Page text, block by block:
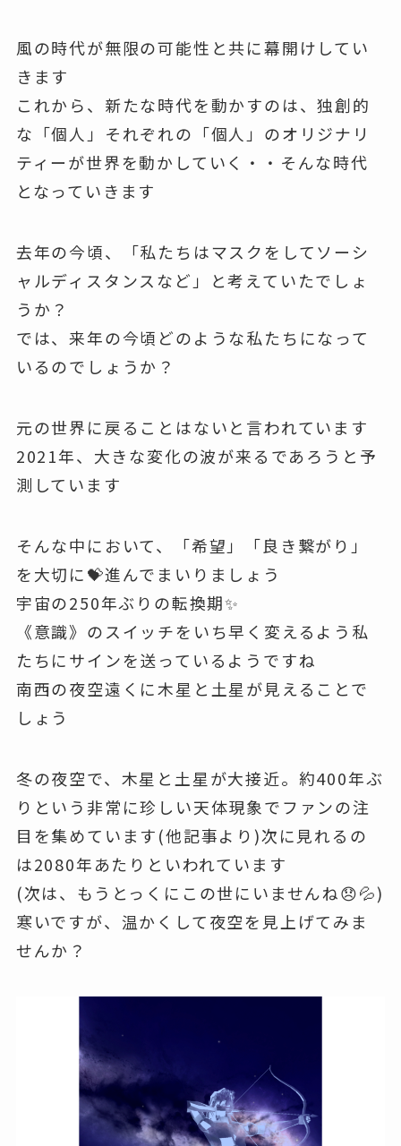
風の時代が無限の可能性と共に幕開けしてい
きます
これから、新たな時代を動かすのは、独創的
な「個人」それぞれの「個人」のオリジナリ
ティーが世界を動かしていく・・そんな時代
となっていきます
去年の今頃、「私たちはマスクをしてソーシ
ャルディスタンスなど」と考えていたでしょ
うか？
では、来年の今頃どのような私たちになって
いるのでしょうか？
元の世界に戻ることはないと言われています
2021年、大きな変化の波が来るであろうと予
測しています
そんな中において、「希望」「良き繋がり」
を大切に💝進んでまいりましょう
宇宙の250年ぶりの転換期✨
《意識》のスイッチをいち早く変えるよう私
たちにサインを送っているようですね
南西の夜空遠くに木星と土星が見えることで
しょう
冬の夜空で、木星と土星が大接近。約400年ぶ
りという非常に珍しい天体現象でファンの注
目を集めています(他記事より)次に見れるの
は2080年あたりといわれています
(次は、もうとっくにこの世にいませんね😞💦)
寒いですが、温かくして夜空を見上げてみま
せんか？